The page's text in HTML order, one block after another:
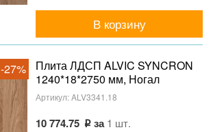
В корзину
-27%
Плита ЛДСП ALVIC SYNCRON
1240*18*2750 мм, Ногал
Розалес 02 (Nogal Rosales 02)
Артикул:ALV3341.18
10 774.75 за1 шт.